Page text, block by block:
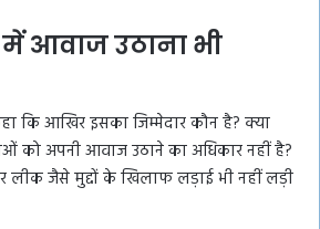
में आवाज उठाना भी
कि आखिर इसका जिम्मेदार कौन है? क्या
को अपनी आवाज उठाने का अधिकार नहीं है?
लीक जैसे मुद्दों के खिलाफ लड़ाई भी नहीं लड़ी